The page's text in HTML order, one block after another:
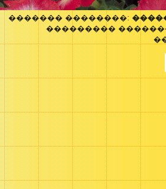
������� ��������:
���������